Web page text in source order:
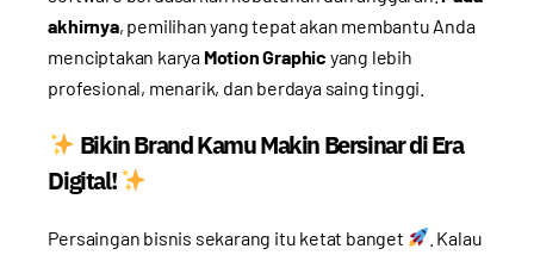
akhirnya, pemilihan yang tepat akan membantu Anda
menciptakan karya Motion Graphic yang lebih
profesional, menarik, dan berdaya saing tinggi.
Bikin Brand Kamu Makin Bersinar di Era
Digital!
Persaingan bisnis sekarang itu ketat banget
. Kalau